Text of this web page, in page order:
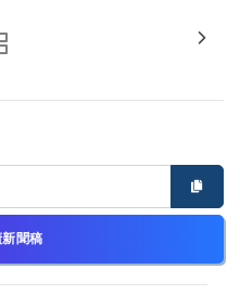
聞稿